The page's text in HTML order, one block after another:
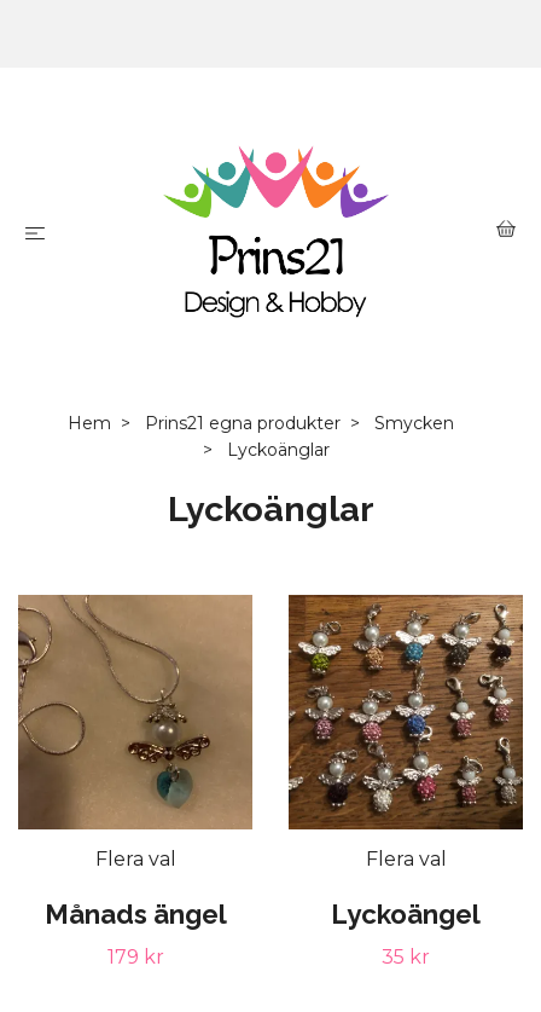
Hem Prins21 egna produkter
Smycken
Lyckoänglar
Lyckoänglar
Flera val
Månads ängel
179 kr
Flera val
Lyckoängel
35 kr